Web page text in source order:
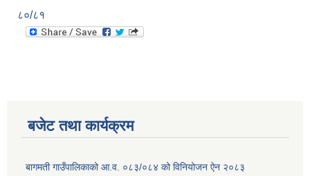
८०/८१
बजेट तथा कार्यक्रम
बागमती गाउँपालिकाको आ.व. ०८३/०८४ को विनियोजन ऐन २०८३